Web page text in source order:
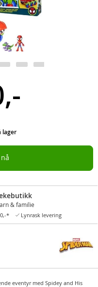
lager
& familie
* Lynrask levering
eventyr med Spidey and His